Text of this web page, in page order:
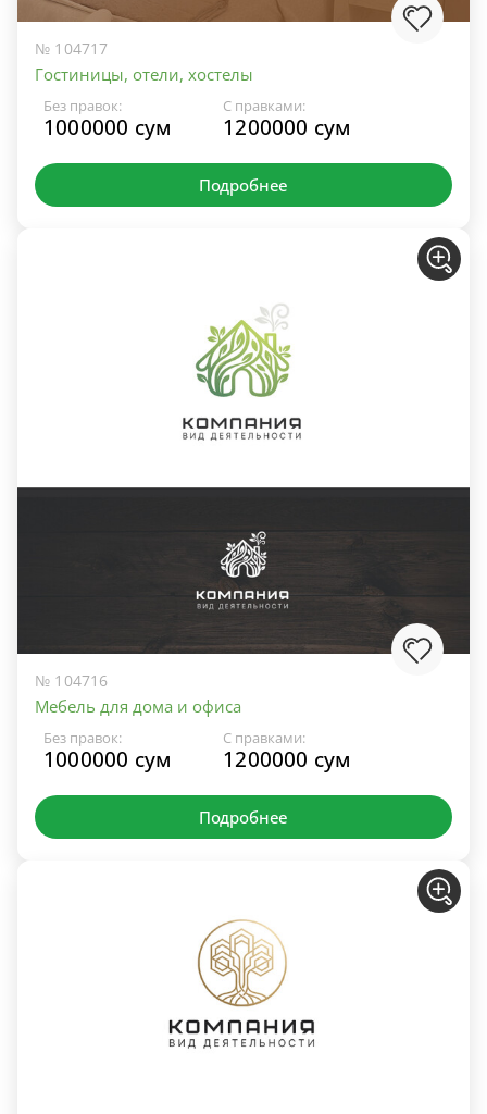
№ 104717
Гостиницы, отели, хостелы
Без правок:
1000000 сум
С правками:
1200000 сум
Подробнее
№ 104716
Мебель для дома и офиса
Без правок:
1000000 сум
С правками:
1200000 сум
Подробнее